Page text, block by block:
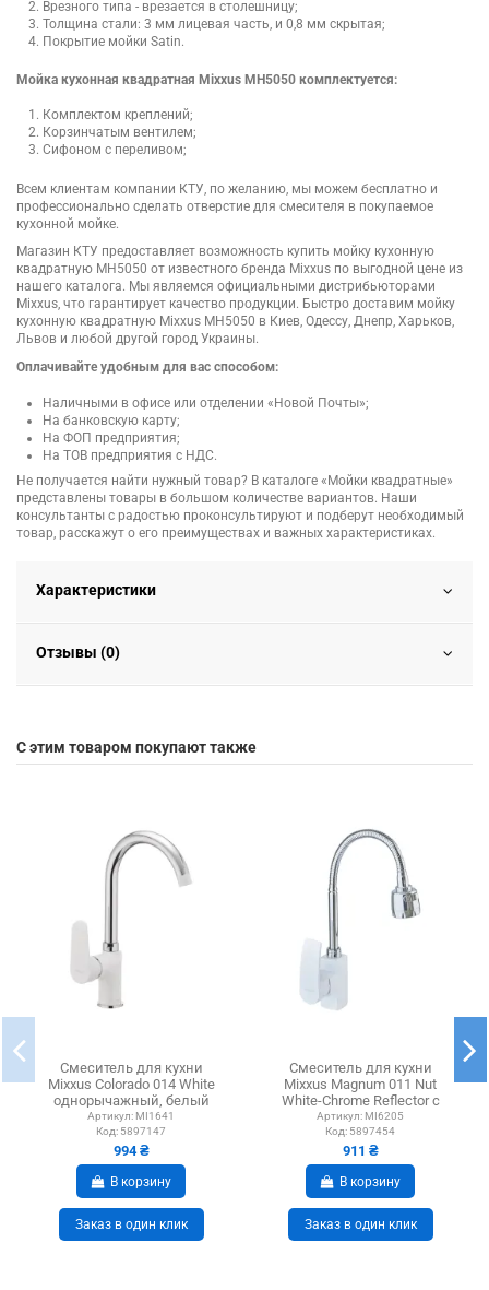
Врезного типа - врезается в столешницу;
Толщина стали: 3 мм лицевая часть, и 0,8 мм скрытая;
Покрытие мойки Satin.
Мойка кухонная квадратная Mixxus MH5050 комплектуется:
Комплектом креплений;
Корзинчатым вентилем;
Сифоном с переливом;
Всем клиентам компании КТУ, по желанию, мы можем бесплатно и
профессионально сделать отверстие для смесителя в покупаемое
кухонной мойке.
Магазин КТУ предоставляет возможность купить мойку кухонную
квадратную MH5050 от известного бренда Mixxus по выгодной цене из
нашего каталога. Мы являемся официальными дистрибьюторами
Mixxus, что гарантирует качество продукции. Быстро доставим мойку
кухонную квадратную Mixxus MH5050 в Киев, Одессу, Днепр, Харьков,
Львов и любой другой город Украины.
Оплачивайте удобным для вас способом:
Наличными в офисе или отделении «Новой Почты»;
На банковскую карту;
На ФОП предприятия;
На ТОВ предприятия с НДС.
Не получается найти нужный товар? В каталоге «Мойки квадратные»
представлены товары в большом количестве вариантов. Наши
консультанты с радостью проконсультируют и подберут необходимый
товар, расскажут о его преимуществах и важных характеристиках.
Характеристики
Отзывы (0)
С этим товаром покупают также
Смеситель для кухни
Mixxus Colorado 014 White
однорычажный, белый
Артикул: MI1641
Код: 5897147
994 ₴
В корзину
Заказ в один клик
Смеситель для кухни
Mixxus Magnum 011 Nut
White-Chrome Reflector с
гибким изливом
Артикул: MI6205
Код: 5897454
911 ₴
В корзину
Заказ в один клик